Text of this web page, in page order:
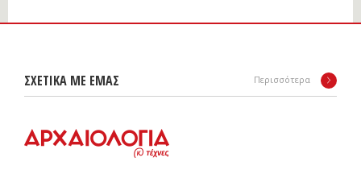
ΣΧΕΤΙΚΑ ΜΕ ΕΜΑΣ Περισσότερα